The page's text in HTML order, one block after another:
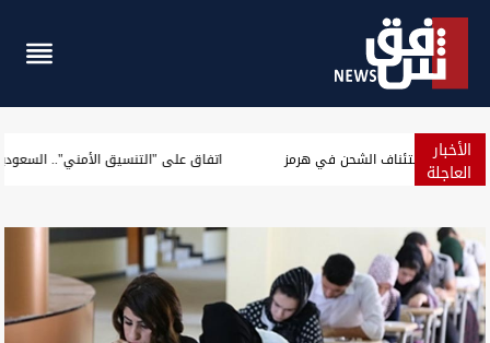
الأخبار
العاجلة مسؤول أميركي: سنرفع الحصار فور الاتفاق على استئناف الشحن